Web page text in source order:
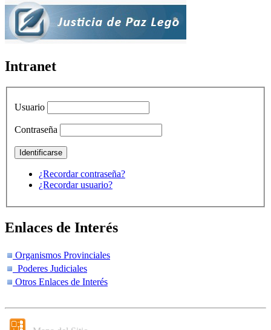
Intranet
Usuario
Contraseña
¿Recordar contraseña?
¿Recordar usuario?
Enlaces de Interés
Organismos Provinciales
Poderes Judiciales
Otros Enlaces de Interés